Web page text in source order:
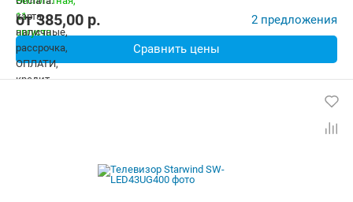
от385,00 p. 2 предложения
Сравнить цены